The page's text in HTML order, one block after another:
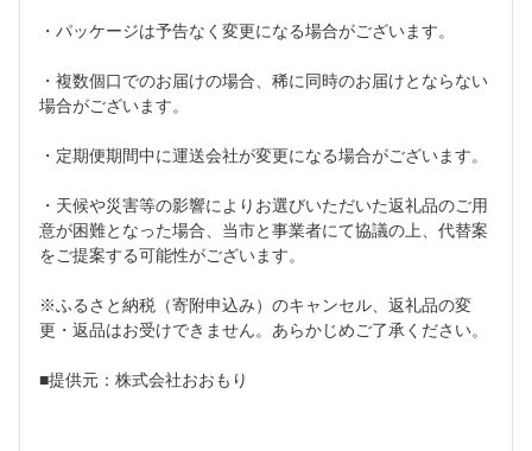
・パッケージは予告なく変更になる場合がございます。
・複数個口でのお届けの場合、稀に同時のお届けとならない
場合がございます。
・定期便期間中に運送会社が変更になる場合がございます。
・天候や災害等の影響によりお選びいただいた返礼品のご用
意が困難となった場合、当市と事業者にて協議の上、代替案
をご提案する可能性がございます。
※ふるさと納税（寄附申込み）のキャンセル、返礼品の変
更・返品はお受けできません。あらかじめご了承ください。
■提供元：株式会社おおもり